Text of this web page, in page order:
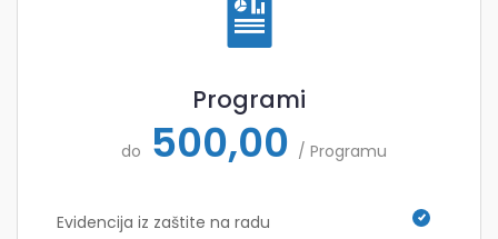
Programi
do 500,00 / Programu
Evidencija iz zaštite na radu